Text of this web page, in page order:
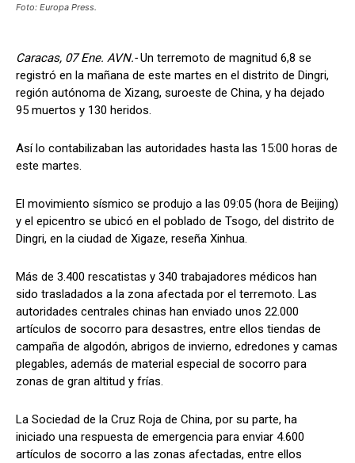
Foto: Europa Press.
Caracas, 07 Ene. AVN.-Un terremoto de magnitud 6,8 se
registró en la mañana de este martes en el distrito de Dingri,
región autónoma de Xizang, suroeste de China, y ha dejado
95 muertos y 130 heridos.
Así lo contabilizaban las autoridades hasta las 15:00 horas de
este martes.
El movimiento sísmico se produjo a las 09:05 (hora de Beijing)
y el epicentro se ubicó en el poblado de Tsogo, del distrito de
Dingri, en la ciudad de Xigaze, reseña Xinhua.
Más de 3.400 rescatistas y 340 trabajadores médicos han
sido trasladados a la zona afectada por el terremoto. Las
autoridades centrales chinas han enviado unos 22.000
artículos de socorro para desastres, entre ellos tiendas de
campaña de algodón, abrigos de invierno, edredones y camas
plegables, además de material especial de socorro para
zonas de gran altitud y frías.
La Sociedad de la Cruz Roja de China, por su parte, ha
iniciado una respuesta de emergencia para enviar 4.600
artículos de socorro a las zonas afectadas, entre ellos